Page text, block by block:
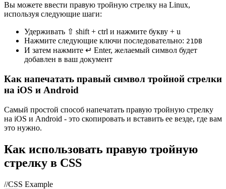
Вы можете ввести правую тройную стрелку на Linux,
используя следующие шаги:
Удерживать ⇧ shift + ctrl и нажмите букву + u
Нажмите следующие ключи последовательно: 21DB
И затем нажмите ↵ Enter, желаемый символ будет
добавлен в ваш документ
Как напечатать правый символ тройной стрелки
на iOS и Android
Самый простой способ напечатать правую тройную стрелку
на iOS и Android - это скопировать и вставить ее везде, где вам
это нужно.
Как использовать правую тройную
стрелку в CSS
//CSS Example